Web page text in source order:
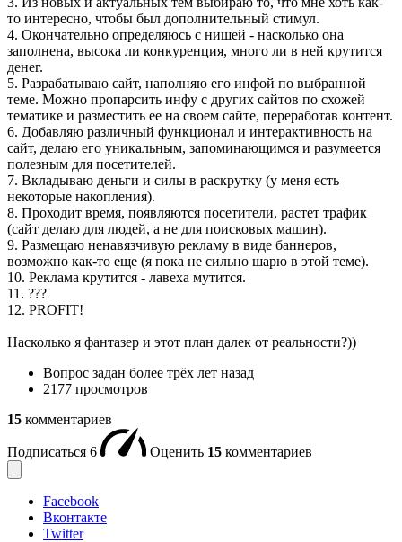
то интересно, чтобы был дополнительный стимул.
4. Окончательно определяюсь с нишей - насколько она
заполнена, высока ли конкуренция, много ли в ней крутится
денег.
5. Разрабатываю сайт, наполняю его инфой по выбранной
теме. Можно пропарсить инфу с других сайтов по схожей
тематике и разместить ее на своем сайте, переработав контент.
6. Добавляю различный функционал и интерактивность на
сайт, делаю его уникальным, запоминающимся и разумеется
полезным для посетителей.
7. Вкладываю деньги и силы в раскрутку (у меня есть
некоторые накопления).
8. Проходит время, появляются посетители, растет трафик
(сайт делаю для людей, а не для поисковых машин).
9. Размещаю ненавязчивую рекламу в виде баннеров,
возможно как-то еще (я пока не сильно шарю в этой теме).
10. Реклама крутится - лавеха мутится.
11. ???
12. PROFIT!
Насколько я фантазер и этот план далек от реальности?))
Вопрос задан более трёх лет назад
2177 просмотров
15 комментариев
Подписаться 6 Оценить 15 комментариев
Facebook
Вконтакте
Twitter